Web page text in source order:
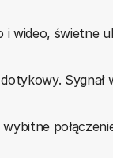
i wideo,
Sygnał